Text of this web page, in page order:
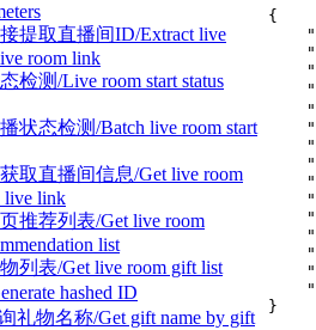
提取直播间ID/Extract live
room link
检测/Live room start status
状态检测/Batch live room start
取直播间信息/Get live room
live link
推荐列表/Get live room
list
列表/Get live room gift list
hashed ID
礼物名称/Get gift name by gift
{
}